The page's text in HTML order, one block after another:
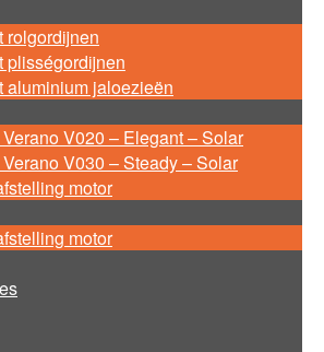
rolgordijnen
plisségordijnen
aluminium jaloezieën
V020 – Elegant – Solar
V030 – Steady – Solar
motor
motor